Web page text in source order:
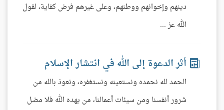
دينهم وإخوانهم ووطنهم، وعلى غيرهم فرض كفاية، لقول
الله عز ...
أثر الدعوة إلى الله في انتشار الإسلام
الحمد لله نحمده ونستعينه ونستغفره، ونعوذ بالله من
شرور أنفسنا ومن سيئات أعمالنا، من يهده الله فلا مضل